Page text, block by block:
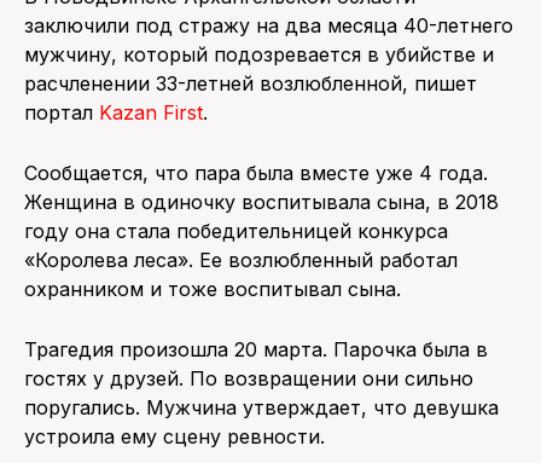
заключили под стражу на два месяца 40-летнего
мужчину, который подозревается в убийстве и
расчленении 33-летней возлюбленной, пишет
портал Kazan First.
Сообщается, что пара была вместе уже 4 года.
Женщина в одиночку воспитывала сына, в 2018
году она стала победительницей конкурса
«Королева леса». Ее возлюбленный работал
охранником и тоже воспитывал сына.
Трагедия произошла 20 марта. Парочка была в
гостях у друзей. По возвращении они сильно
поругались. Мужчина утверждает, что девушка
устроила ему сцену ревности.